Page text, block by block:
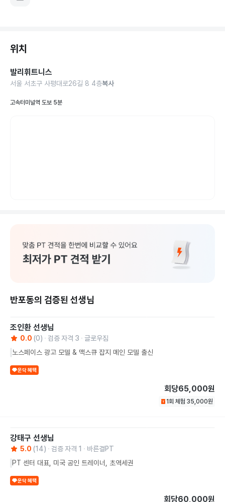
위치
발리휘트니스
서울 서초구 사평대로26길 8 4층복사
고속터미널역 도보 5분
반포동의 검증된 선생님
조인환 선생님
0.0 (0) 검증 자격 3
글로우짐
노스페이스 광고 모델 & 맥스큐 잡지 메인 모델 출신
운닥 혜택
회당65,000원
1회 체험 35,000원
강태구 선생님
5.0 (14) 검증 자격 1
바른결PT
PT 센터 대표, 미국 공인 트레이너, 초역세권
운닥 혜택
회당60,000원